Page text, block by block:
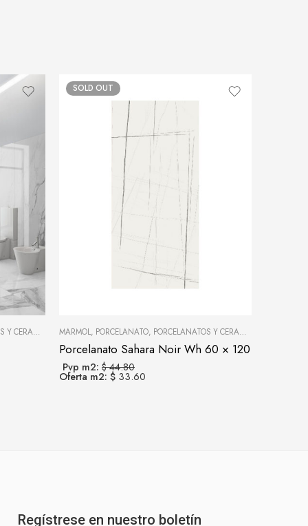
SOLD OUT
MÁRMOL, PORCELANATO, PORCELANATOS Y CERÁMICAS
Porcelanato Sahara Noir Wh 60 × 120
Pvp m2: $ 44.80
Oferta m2: $ 33.60
Regístrese en nuestro boletín